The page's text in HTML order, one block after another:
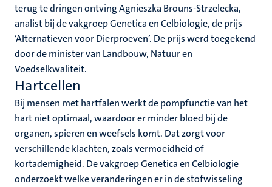
terug te dringen ontving Agnieszka Brouns-Strzelecka,
analist bij de vakgroep Genetica en Celbiologie, de prijs
‘Alternatieven voor Dierproeven’. De prijs werd toegekend
door de minister van Landbouw, Natuur en
Voedselkwaliteit.
Hartcellen
Bij mensen met hartfalen werkt de pompfunctie van het
hart niet optimaal, waardoor er minder bloed bij de
organen, spieren en weefsels komt. Dat zorgt voor
verschillende klachten, zoals vermoeidheid of
kortademigheid. De vakgroep Genetica en Celbiologie
onderzoekt welke veranderingen er in de stofwisseling